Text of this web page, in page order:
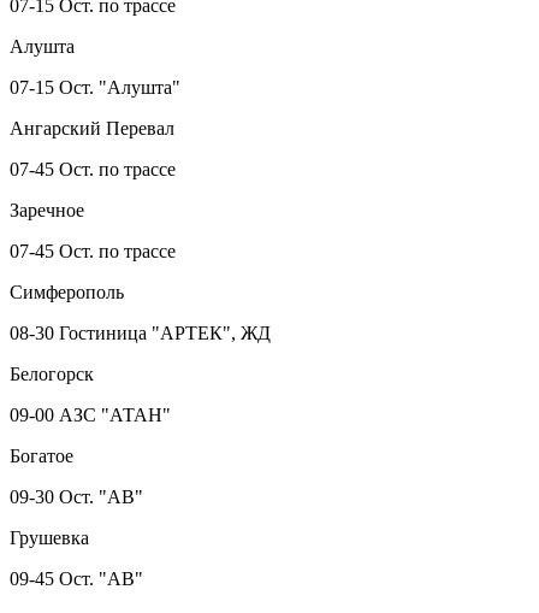
07-15 Ост. по трассе
Алушта
07-15 Ост. "Алушта"
Ангарский Перевал
07-45 Ост. по трассе
Заречное
07-45 Ост. по трассе
Симферополь
08-30 Гостиница "АРТЕК", ЖД
Белогорск
09-00 АЗС "АТАН"
Богатое
09-30 Ост. "АВ"
Грушевка
09-45 Ост. "АВ"